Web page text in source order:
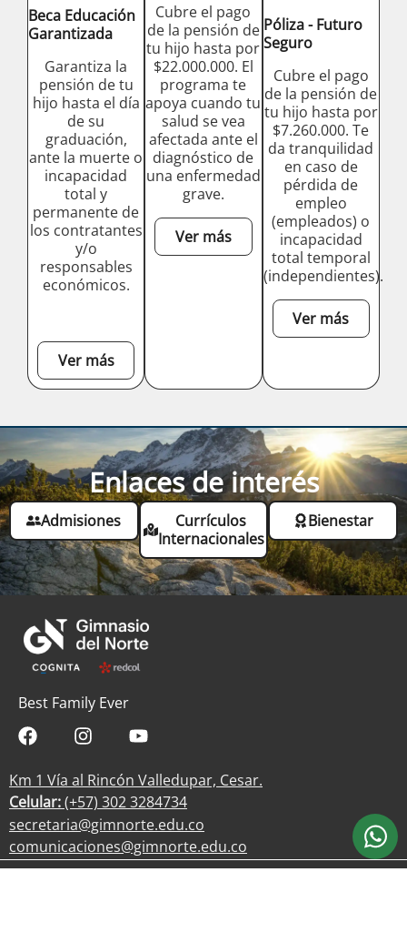
Beca Educación
Garantizada
Garantiza la
pensión de tu
hijo hasta el día
de su
graduación,
ante la muerte o
incapacidad
total y
permanente de
los contratantes
y/o
responsables
económicos.
Ver más
Cubre el pago
de la pensión de
tu hijo hasta por
$22.000.000. El
programa te
apoya cuando tu
salud se vea
afectada ante el
diagnóstico de
una enfermedad
grave.
Ver más
Póliza - Futuro
Seguro
Cubre el pago
de la pensión de
tu hijo hasta por
$7.260.000. Te
da tranquilidad
en caso de
pérdida de
empleo
(empleados) o
incapacidad
total temporal
(independientes).
Ver más
Enlaces de interés
Admisiones
Currículos
Internacionales
Bienestar
Best Family Ever
Km 1 Vía al Rincón Valledupar, Cesar.
Celular:(+57) 302 3284734
secretaria@gimnorte.edu.co
comunicaciones@gimnorte.edu.co